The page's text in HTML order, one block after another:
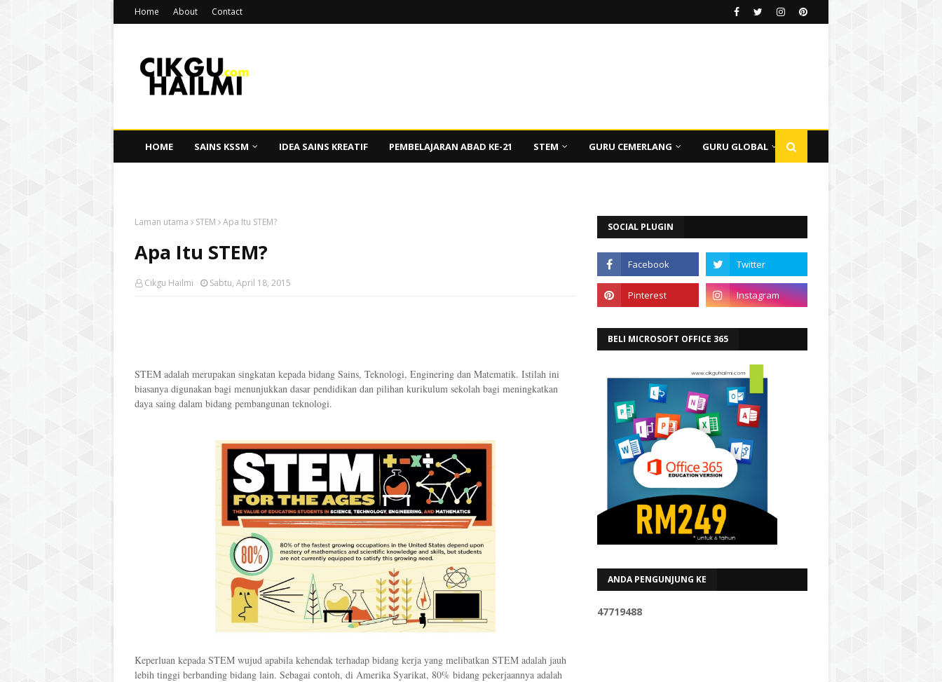
Home About Contact
HOME SAINS KSSM IDEA SAINS KREATIF PEMBELAJARAN ABAD KE-21 STEM GURU CEMERLANG GURU GLOBAL
Laman utama STEM Apa Itu STEM?
Apa Itu STEM?
Cikgu Hailmi Sabtu, April 18, 2015
STEM adalah merupakan singkatan kepada bidang Sains, Teknologi, Enginering dan Matematik. Istilah ini
biasanya digunakan bagi menunjukkan dasar pendidikan dan pilihan kurikulum sekolah bagi meningkatkan
daya saing dalam bidang pembangunan teknologi.
Keperluan kepada STEM wujud apabila kehendak terhadap bidang kerja yang melibatkan STEM adalah jauh
lebih tinggi berbanding bidang lain. Sebagai contoh, di Amerika Syarikat, 80% bidang pekerjaannya adalah
SOCIAL PLUGIN
BELI MICROSOFT OFFICE 365
ANDA PENGUNJUNG KE
47719488